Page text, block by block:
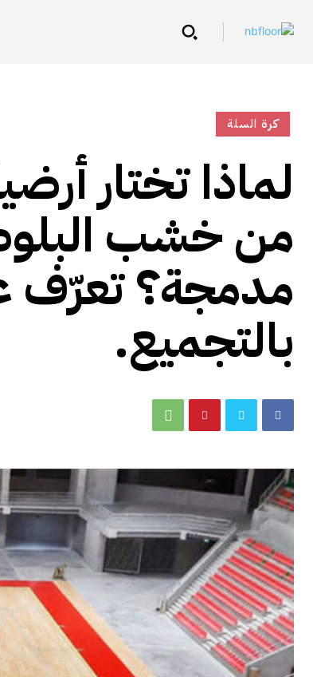
كرة السلة
لماذا تختار
من خشب
مدمجة؟ تعرّف
بالتجميع.